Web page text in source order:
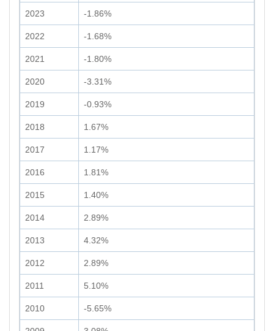
2023 -1.86%
2022 -1.68%
2021 -1.80%
2020 -3.31%
2019 -0.93%
2018 1.67%
2017 1.17%
2016 1.81%
2015 1.40%
2014 2.89%
2013 4.32%
2012 2.89%
2011 5.10%
2010 -5.65%